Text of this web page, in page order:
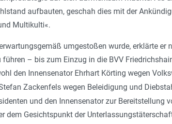
aufbauten, geschah dies mit der
Multikulti«.
umgestoßen wurde, erklärte
führen – bis zum Einzug in die BVV
den Innensenator Ehrhart Körting wegen
Zackenfels wegen Beleidigung und
und den Innensenator zur
dem Gesichtspunkt der